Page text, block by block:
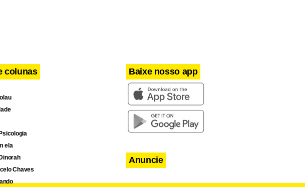
colunas
ela
Chaves
Baixe nosso app
Anuncie